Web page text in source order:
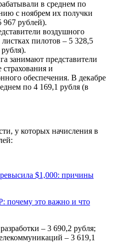
в среднем по
с ноябрем их получки
967 рублей).
воздушного
пилотов – 5 328,5
занимают представители
и
обеспечения. В декабре
по 4 169,1 рубля (в
у которых начисления в
$1,000: причины
почему это важно и что
– 3 690,2 рубля;
– 3 619,1